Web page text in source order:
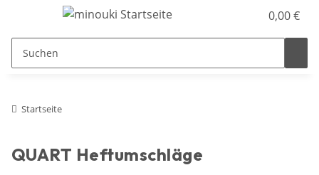
0,00 €
Startseite
QUART Heftumschläge